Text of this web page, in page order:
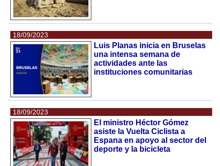
18/09/2023
Luis Planas inicia en Bruselas
una intensa semana de
actividades ante las
instituciones comunitarias
18/09/2023
El ministro Héctor Gómez
asiste la Vuelta Ciclista a
Espana en apoyo al sector del
deporte y la bicicleta